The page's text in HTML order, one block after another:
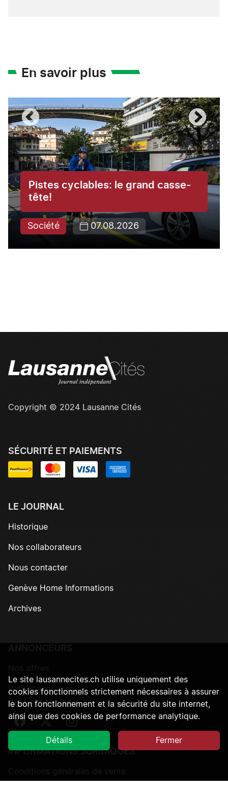
En savoir plus
Pistes cyclables: le grand casse-
tête!
Société 07.08.2026
Copyright © 2024 Lausanne Cités
SÉCURITÉ ET PAIEMENTS
LE JOURNAL
Historique
Nos collaborateurs
Nous contacter
Genève Home Informations
Archives
Petites annonces
SUIVEZ-NOUS
Suivez-nous sur Facebook
Suivez-nous sur Twitter
Suivez-nous sur Instagram
INFORMATIONS JURIDIQUES
Le site lausannecites.ch utilise uniquement des
cookies fonctionnels strictement nécessaires à assurer
le bon fonctionnement et la sécurité du site internet,
ainsi que des cookies de performance analytique.
Détails Fermer